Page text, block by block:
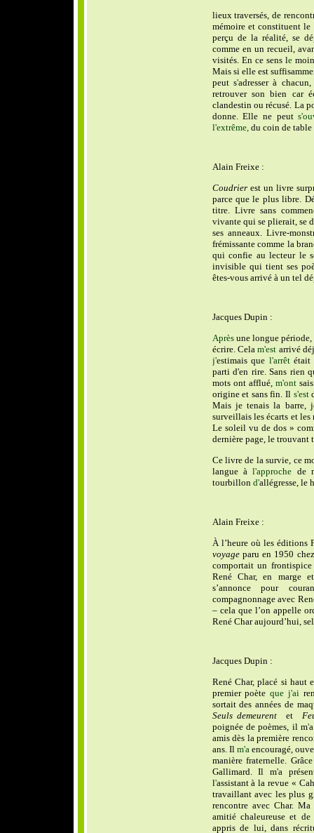
lieux traversés, de
mémoire et constituent
perçu de la réalité, se
comme en un recueil,
visités. En ce sens le
Mais si elle est
peut s'adresser à
retrouver son bien car
clandestin ou récusé. La
donne. Elle ne peut
l'extrême, du coin de
Alain Freixe :
Coudrierest un livre
parce que le plus libre.
titre. Livre sans
vivante qui se plierait, se
ses anneaux. Livre-
frémissante comme la
qui confie au lecteur le
invisible qui tient ses
êtes-vous arrivé à un tel
Jacques Dupin :
Aprèsune longue période,
écrire. Celam'est arrivé
j'estimais que l'arrêtétait
parti d'en rire. Sans rien
mots ont afflué, m'ont
origine et sans fin. Il s'est
Mais je tenais la barre,
surveillais les écarts et
Le soleil vu de dos »
dernière page, le trouvant
Ce livre de la survie, ce
langue àl'approche de
tourbillon d'allégresse, le
Alain Freixe :
À l’heure où les éditions
voyageparu en 1950
comportait un
René Char, en marge
s’annonce pour
compagnonnage avec
– cela que l’on appelle
René Char aujourd’hui,
Jacques Dupin :
René Char, placé si haut
premier poèteque j'ai
sortait des années de
Seuls demeurent et
poignée de poèmes, il m'
amis dès la première
ans. Il m'aencouragé,
manière fraternelle.
Gallimard. Il m'a
l'assistant à la revue «
travaillant avec les plus
rencontre avec Char.
amitié chaleureuse et
appris de lui, dans